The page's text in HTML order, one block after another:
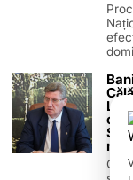
TERMENI ȘI CONDIȚII
PUBLICITATE
noi